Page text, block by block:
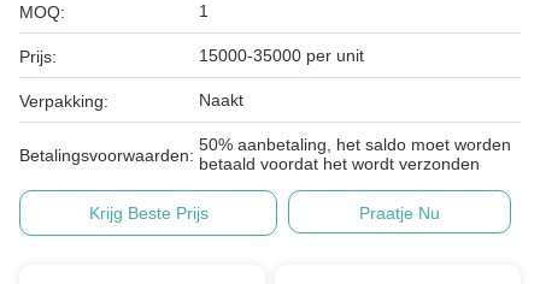
MOQ: 1
Prijs: 15000-35000 per unit
Verpakking: Naakt
Betalingsvoorwaarden:
50% aanbetaling, het saldo moet worden
betaald voordat het wordt verzonden
Krijg Beste Prijs Praatje Nu